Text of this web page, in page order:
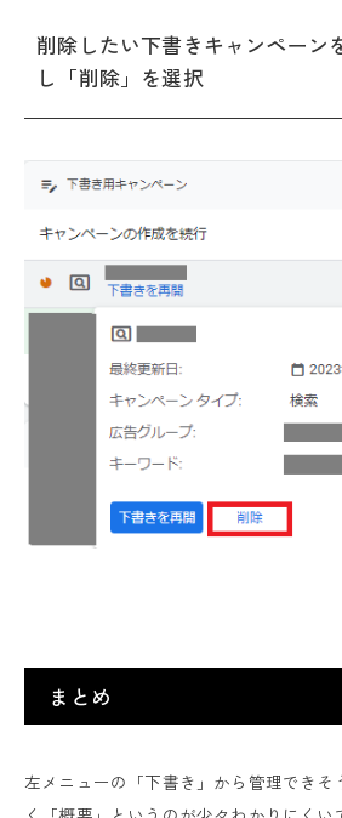
削除したい下書きキャンペーン
し「削除」を選択
まとめ
左メニューの「下書き」から管理できそ